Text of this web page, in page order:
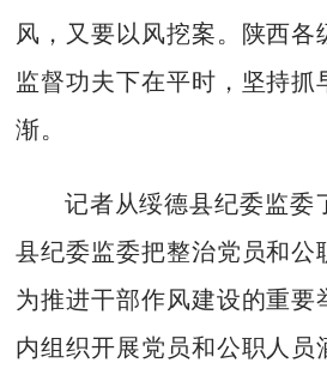
风，又要以风挖案。陕西各
监督功夫下在平时，坚持抓
渐。
记者从绥德县纪委监委
县纪委监委把整治党员和公
为推进干部作风建设的重要
内组织开展党员和公职人员